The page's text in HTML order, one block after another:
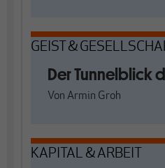
GEIST &
Der Tunnelblick
Von Armin Groh
KAPITAL & ARBEIT